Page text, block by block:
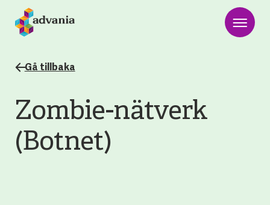
Gå tillbaka
Zombie-nätverk
(Botnet)